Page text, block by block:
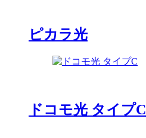
ピカラ光
ドコモ光 タイプC